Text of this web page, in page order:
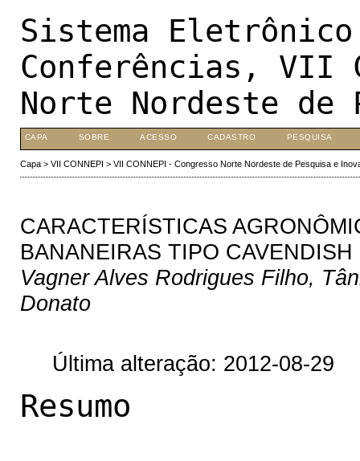
Sistema
Conferências, VII
Norte Nordeste de
CAPA SOBRE ACESSO CADASTRO PESQUISA
Capa> VII CONNEPI > VII CONNEPI - Congresso Norte Nordeste de Pesquisa e
CARACTERÍSTICAS
BANANEIRAS TIPO
Vagner Alves Rodrigues Filho,
Donato
Última alteração: 2012-08-29
Resumo